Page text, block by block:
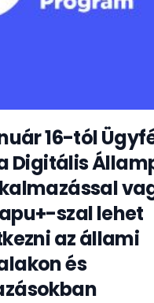
16-tól
Digitális
szal lehet
az állami
és